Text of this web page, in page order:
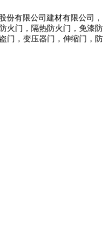
份有限公司建材有限公司，
火门，隔热防火门，免漆防
门，变压器门，伸缩门，防